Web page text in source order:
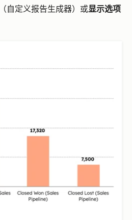
（自定义报告生成器）或显示选项